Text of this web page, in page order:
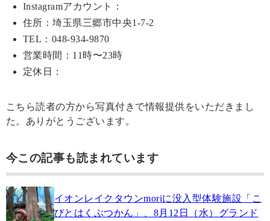
Instagramアカウント：
住所：埼玉県三郷市中央1-7-2
TEL：048-934-9870
営業時間：11時〜23時
定休日：
こちら読者の方から写真付きで情報提供をいただきまし
た。ありがとうございます。
今この記事も読まれています
イオンレイクタウンmoriに没入型体験施設「こ
びとはくぶつかん」、8月12日（水）グランド